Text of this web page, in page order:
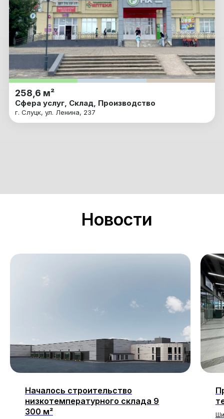
258,6 м²
Сфера услуг, Склад, Производство
г. Слуцк, ул. Ленина, 237
Новости
Началось строительство
низкотемпературного склада 9
300 м²